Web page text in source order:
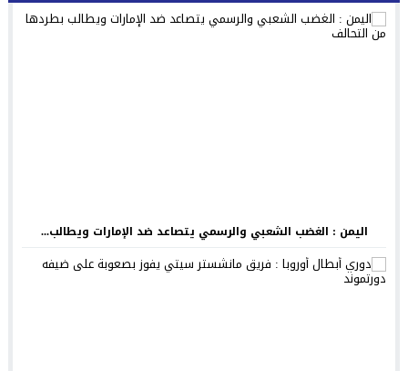
اليمن : الغضب الشعبي والرسمي يتصاعد ضد الإمارات ويطالب...